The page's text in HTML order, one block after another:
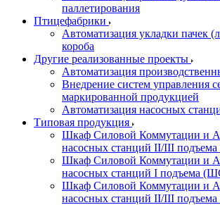
паллетирования
Птицефабрики
Автоматизация укладки пачек
короба
Другие реализованные проекты
Автоматизация
Внедрение систем управления
маркированной продукцией
Автоматизация насосных
Типовая продукция
Шкаф Силовой Коммутации и
насосных станций II/III
Шкаф Силовой Коммутации и
насосных станций I подъема
Шкаф Силовой Коммутации и
насосных станций II/III